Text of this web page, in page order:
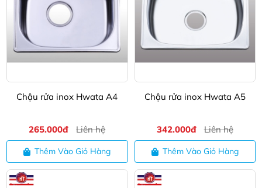
Chậu rửa inox Hwata A4
265.000đ Liên hệ
Thêm Vào Giỏ Hàng
Chậu rửa inox Hwata A5
342.000đ Liên hệ
Thêm Vào Giỏ Hàng